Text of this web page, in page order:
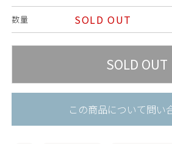
数量 SOLD OUT
この商品について問い